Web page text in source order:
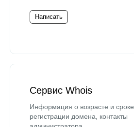
Написать
Сервис Whois
Информация о возрасте и сроке
регистрации домена, контакты